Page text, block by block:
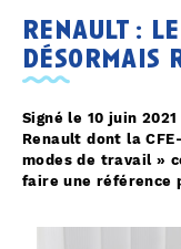
renault :
désormais
Signé le 10 juin
Renault dont la
modes de travail »
faire une référence